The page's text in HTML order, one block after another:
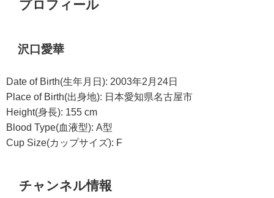
プロフィール
沢口愛華
Date of Birth(生年月日): 2003年2月24日
Place of Birth(出身地): 日本愛知県名古屋市
Height(身長): 155 cm
Blood Type(血液型): A型
Cup Size(カップサイズ): F
チャンネル情報